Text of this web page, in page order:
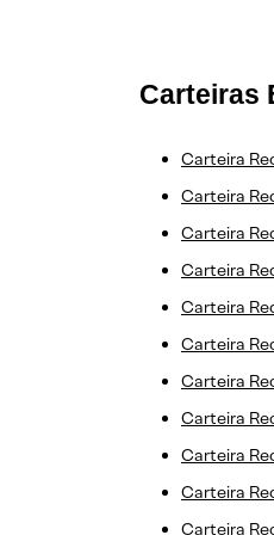
Carteiras
Carteira
Carteira
Carteira
Carteira
Carteira
Carteira
Carteira
Carteira
Carteira
Carteira
Carteira